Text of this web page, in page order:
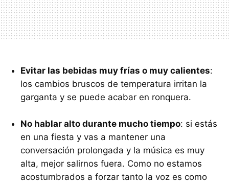
Evitar las bebidas muy frías o muy calientes:
los cambios bruscos de temperatura irritan la
garganta y se puede acabar en ronquera.
No hablar alto durante mucho tiempo: si estás
en una fiesta y vas a mantener una
conversación prolongada y la música es muy
alta, mejor salirnos fuera. Como no estamos
acostumbrados a forzar tanto la voz es como